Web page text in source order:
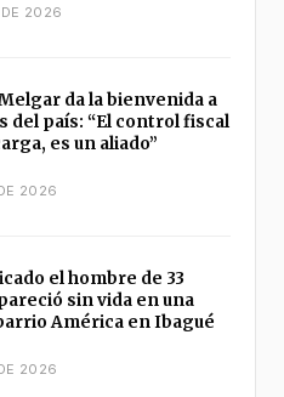
2026
da la bienvenida a
del país: “El control fiscal
es un aliado”
2026
el hombre de 33
sin vida en una
América en Ibagué
2026